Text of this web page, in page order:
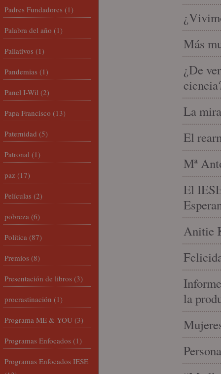
Más
¿De
La
El
Mª
El
Anitie
la
Padres Fundadores (1)
Palabra del año (1)
Paliativos (1)
Pandemias (1)
Panel I-Wil (2)
Papa Francisco (13)
Paternidad (5)
Patronal (1)
paz (17)
Películas (2)
pobreza (6)
Política (87)
Premios (8)
Presentación de libros (3)
procrastinación (1)
Programa ME & YOU (3)
Programas Enfocados (1)
Programas Enfocados IESE